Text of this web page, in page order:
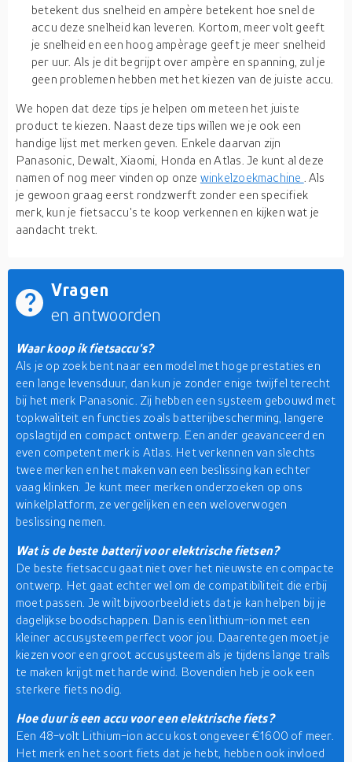
betekent dus snelheid en ampère betekent hoe snel de
accu deze snelheid kan leveren. Kortom, meer volt geeft
je snelheid en een hoog ampèrage geeft je meer snelheid
per uur. Als je dit begrijpt over ampère en spanning, zul je
geen problemen hebben met het kiezen van de juiste accu.
We hopen dat deze tips je helpen om meteen het juiste
product te kiezen. Naast deze tips willen we je ook een
handige lijst met merken geven. Enkele daarvan zijn
Panasonic, Dewalt, Xiaomi, Honda en Atlas. Je kunt al deze
namen of nog meer vinden op onze winkelzoekmachine
. Als
je gewoon graag eerst rondzwerft zonder een specifiek
merk, kun je fietsaccu's te koop verkennen en kijken wat je
aandacht trekt.
Vragen
en antwoorden
Waar koop ik fietsaccu's?
Als je op zoek bent naar een model met hoge prestaties en
een lange levensduur, dan kun je zonder enige twijfel terecht
bij het merk Panasonic. Zij hebben een systeem gebouwd met
topkwaliteit en functies zoals batterijbescherming, langere
opslagtijd en compact ontwerp. Een ander geavanceerd en
even competent merk is Atlas. Het verkennen van slechts
twee merken en het maken van een beslissing kan echter
vaag klinken. Je kunt meer merken onderzoeken op ons
winkelplatform, ze vergelijken en een weloverwogen
beslissing nemen.
Wat is de beste batterij voor elektrische fietsen?
De beste fietsaccu gaat niet over het nieuwste en compacte
ontwerp. Het gaat echter wel om de compatibiliteit die erbij
moet passen. Je wilt bijvoorbeeld iets dat je kan helpen bij je
dagelijkse boodschappen. Dan is een lithium-ion met een
kleiner accusysteem perfect voor jou. Daarentegen moet je
kiezen voor een groot accusysteem als je tijdens lange trails
te maken krijgt met harde wind. Bovendien heb je ook een
sterkere fiets nodig.
Hoe duur is een accu voor een elektrische fiets?
Een 48-volt Lithium-ion accu kost ongeveer €1600 of meer.
Het merk en het soort fiets dat je hebt, hebben ook invloed